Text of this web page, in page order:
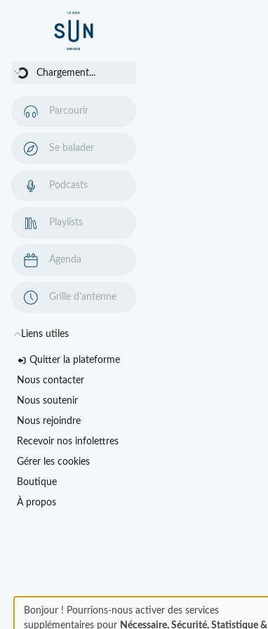
Chargement...
Parcourir
Se balader
Podcasts
Playlists
Agenda
Grille d'antenne
Liens utiles
Quitter la plateforme
Nous contacter
Nous soutenir
Nous rejoindre
Recevoir nos infolettres
Gérer les cookies
Boutique
À propos
Bonjour ! Pourrions-nous activer des services
supplémentaires pour Nécessaire, Sécurité, Statistique &